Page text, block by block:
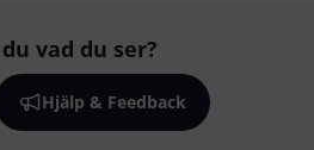
vad du ser?
Hjälp & Feedback